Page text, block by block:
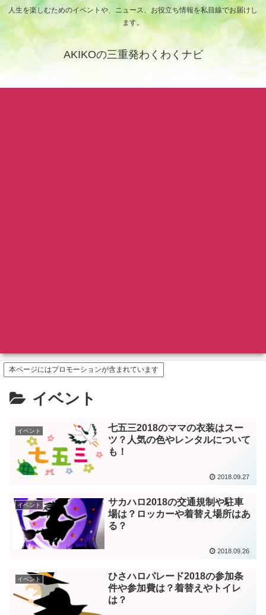
人生を楽しむためのイベントや、ニュース、お役立ち情報を私目線でお届けし
ます。
AKIKOの三重発わくわくナビ
本ページにはプロモーションが含まれています
イベント
イベント
七五三2018のママの衣装はスー
ツ？人気の色やレンタルについて
も！
2018.09.27
イベント
サカハロ2018の交通規制や駐車
場は？ロッカーや着替え場所はあ
る？
2018.09.26
イベント
ひさハロパレード2018の参加条
件や参加費は？着替えやトイレ
は？